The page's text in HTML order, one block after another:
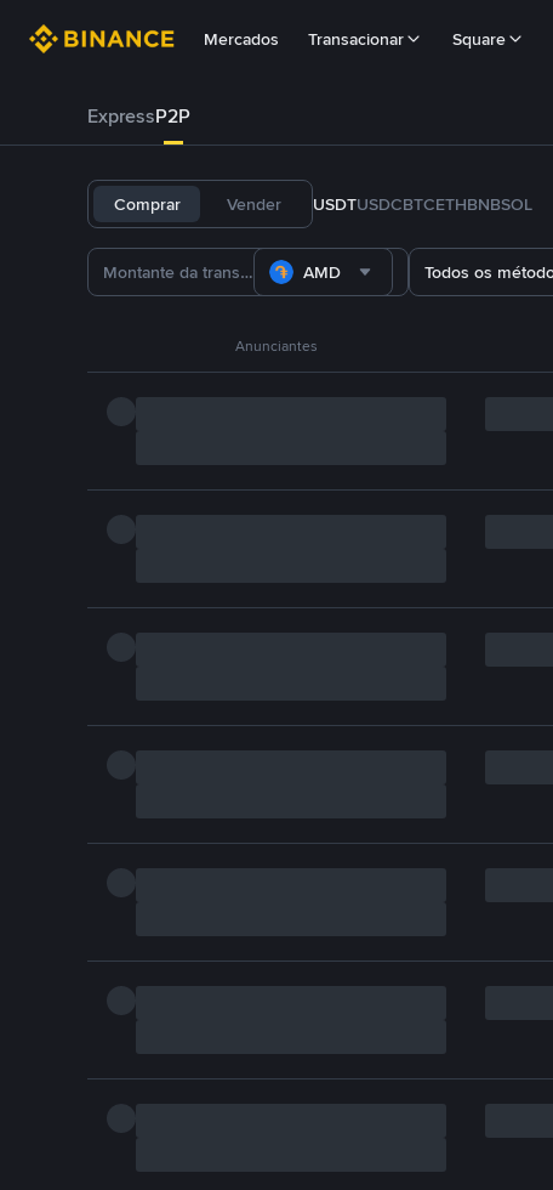
Mercados Transacionar Square
ExpressP2P
Comprar Vender USDTUSDCBTCETHBNBSOL
AMD Todos os
Anunciantes